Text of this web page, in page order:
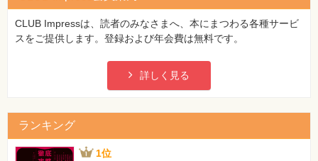
CLUB Impressは、読者のみなさまへ、本にまつわる各種サービ
スをご提供します。登録および年会費は無料です。
詳しく見る
ランキング
1位